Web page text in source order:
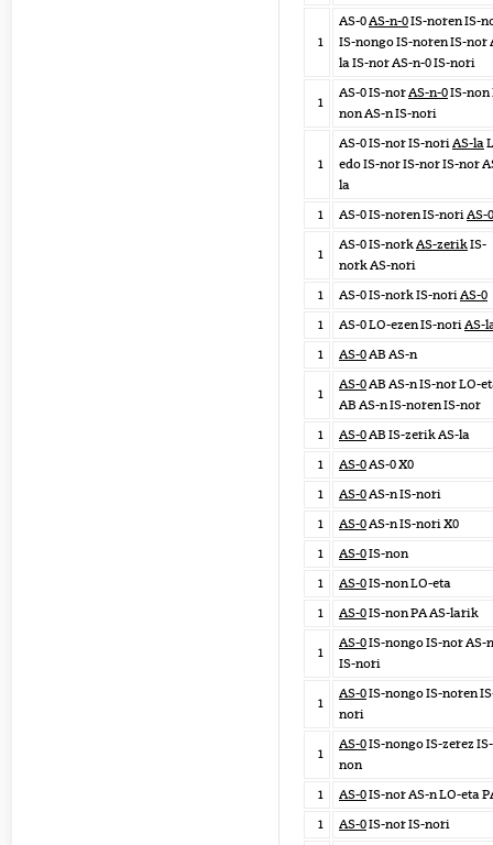
1
AS-0AS-n-0IS-noren IS-
IS-nongo IS-noren IS-nor
la IS-nor AS-n-0 IS-nori
1
AS-0 IS-norAS-n-0IS-non
non AS-n IS-nori
1
AS-0 IS-nor IS-noriAS-la
edo IS-nor IS-nor IS-nor
la
1
AS-0 IS-noren IS-noriAS-0
1
AS-0 IS-norkAS-zerikIS-
nork AS-nori
1
AS-0 IS-nork IS-noriAS-0
1
AS-0 LO-ezen IS-noriAS-
1
AS-0AB AS-n
1
AS-0AB AS-n IS-nor LO-
AB AS-n IS-noren IS-nor
1
AS-0AB IS-zerik AS-la
1
AS-0AS-0 X0
1
AS-0AS-n IS-nori
1
AS-0AS-n IS-nori X0
1
AS-0IS-non
1
AS-0IS-non LO-eta
1
AS-0IS-non PA AS-larik
1
AS-0IS-nongo IS-nor AS-n
IS-nori
1
AS-0IS-nongo IS-noren
nori
1
AS-0IS-nongo IS-zerez IS-
non
1
AS-0IS-nor AS-n LO-eta
1
AS-0IS-nor IS-nori